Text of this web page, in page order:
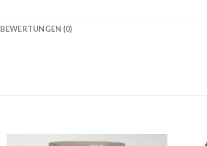
BEWERTUNGEN (0)